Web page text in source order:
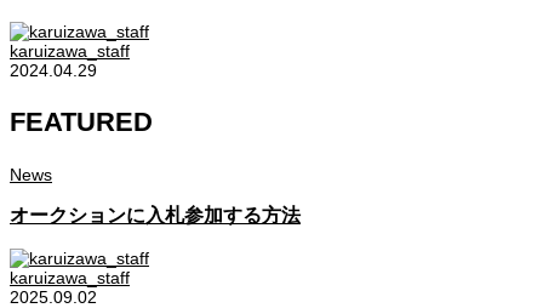
karuizawa_staff
2024.04.29
FEATURED
News
オークションに入札参加する方法
karuizawa_staff
2025.09.02